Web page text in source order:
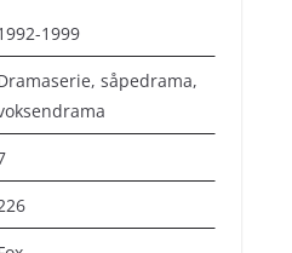
1999
såpedrama,